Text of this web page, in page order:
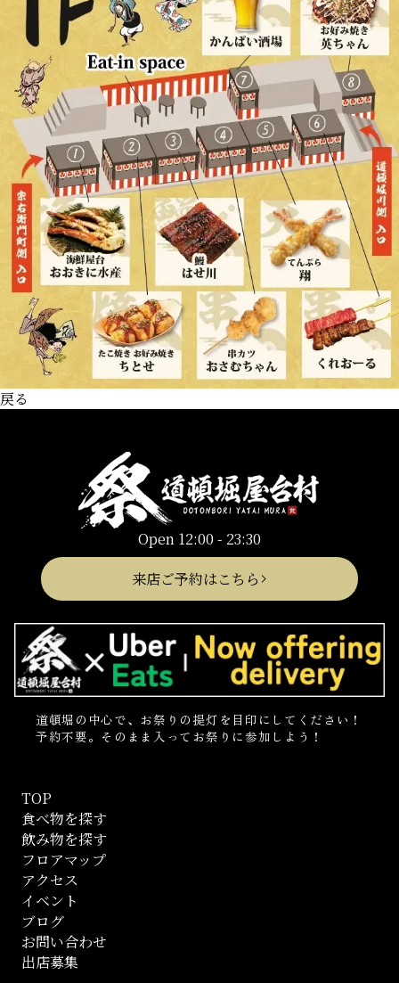
戻る
Open 12:00 - 23:30
来店ご予約はこちら
道頓堀の中心で、お祭りの提灯を目印にしてください！
予約不要。そのまま入ってお祭りに参加しよう！
TOP
食べ物を探す
飲み物を探す
フロアマップ
アクセス
イベント
ブログ
お問い合わせ
出店募集